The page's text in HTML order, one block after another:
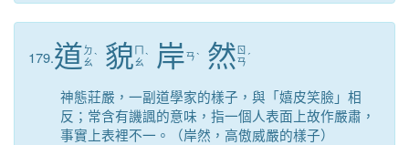
179.道 ㄉ
ㄠˋ 貌 ㄇ
ㄠˋ 岸ㄢˋ 然 ㄖ
ㄢ ˊ
神態莊嚴，一副道學家的樣子，與「嬉皮笑臉」相
反；常含有譏諷的意味，指一個人表面上故作嚴肅，
事實上表裡不一。（岸然，高傲威嚴的樣子）